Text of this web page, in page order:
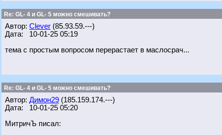
Re: GL- 4 и GL- 5 можно смешивать?
Автор: Clever (85.93.59.---)
Дата: 10-01-25 05:19
тема с простым вопросом перерастает в маслосрач...
Re: GL- 4 и GL- 5 можно смешивать?
Автор: Димон29 (185.159.174.---)
Дата: 10-01-25 05:20
МитричЪ писал: